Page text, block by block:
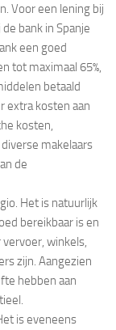
Voor een lening bij
bank in Spanje
een goed
tot maximaal 65%,
betaald
extra kosten aan
kosten,
makelaars
de
Het is natuurlijk
bereikbaar is en
winkels,
zijn. Aangezien
hebben aan
is eveneens